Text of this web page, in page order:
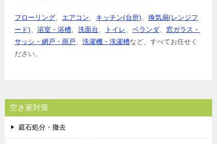
フローリング、 エアコン、 キッチン(台所)、 換気扇(レンジフ
ード)、 浴室・浴槽、 洗面台、 トイレ、 ベランダ、 窓ガラス・
サッシ・網戸・雨戸、 洗濯機・洗濯槽など、すべてお任せく
ださい。
空き家対策
庭石処分・撤去